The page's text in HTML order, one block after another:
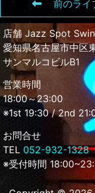
前のライ
店舗 Jazz Spot
愛知県名古屋市中区
サンマルコビルB1
営業時間
18:00～23:00
※1st 19:30 / 2nd
お問合せ
TEL 052-932-1328
※受付時間